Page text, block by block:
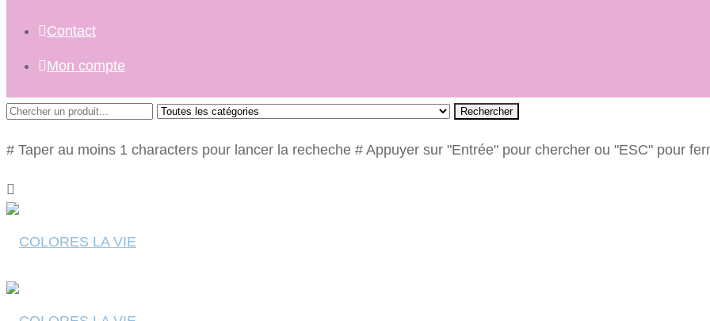
Contact
Mon compte
Rechercher
# Taper au moins 1 characters pour lancer la recheche # Appuyer sur "Entrée" pour chercher ou "ESC" pour